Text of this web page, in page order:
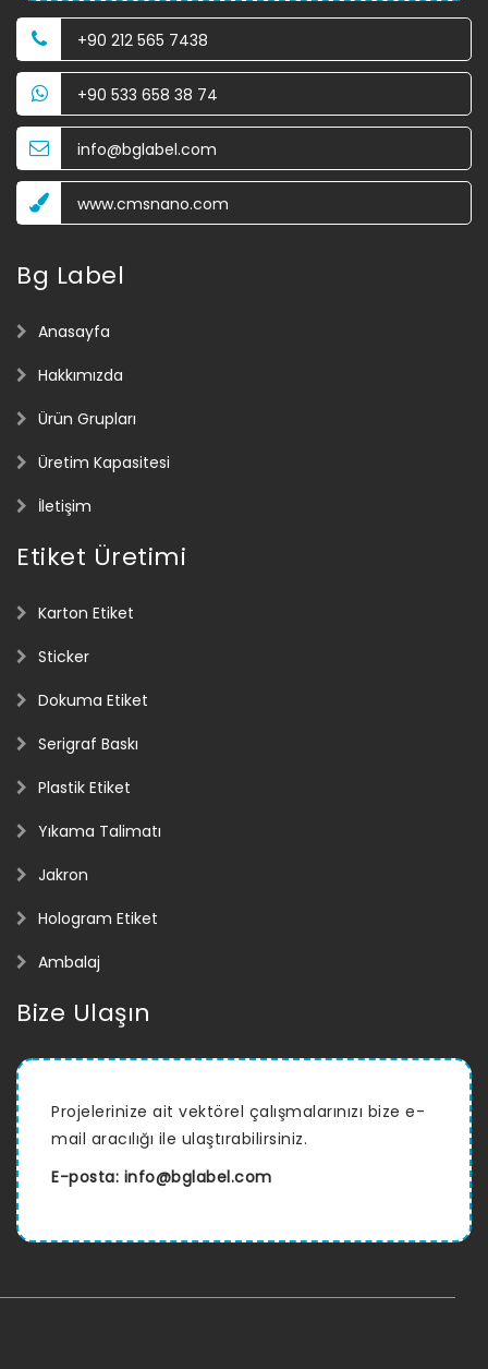
+90 212 565 7438
+90 533 658 38 74
info@bglabel.com
www.cmsnano.com
Bg Label
Anasayfa
Hakkımızda
Ürün Grupları
Üretim Kapasitesi
İletişim
Etiket Üretimi
Karton Etiket
Sticker
Dokuma Etiket
Serigraf Baskı
Plastik Etiket
Yıkama Talimatı
Jakron
Hologram Etiket
Ambalaj
Bize Ulaşın
Projelerinize ait vektörel çalışmalarınızı bize e-
mail aracılığı ile ulaştırabilirsiniz.
E-posta: info@bglabel.com